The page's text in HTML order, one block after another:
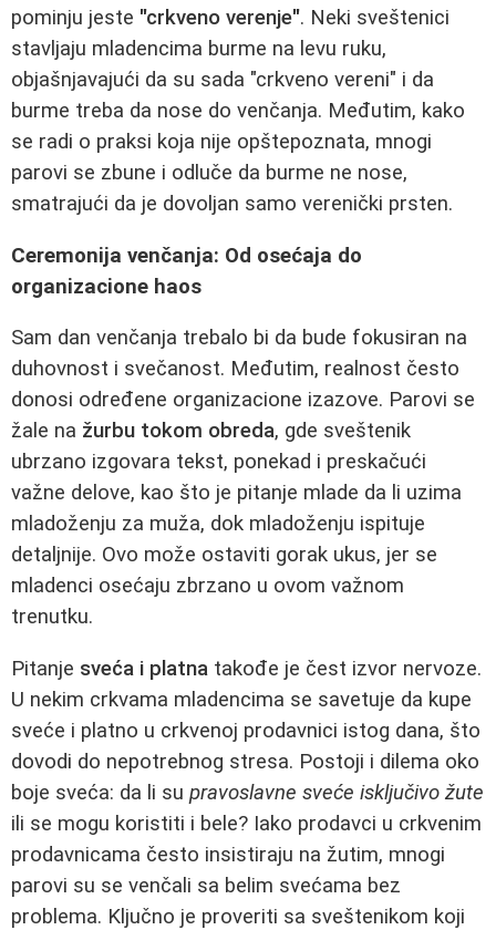
pominju jeste "crkveno verenje". Neki sveštenici
stavljaju mladencima burme na levu ruku,
objašnjavajući da su sada "crkveno vereni" i da
burme treba da nose do venčanja. Međutim, kako
se radi o praksi koja nije opštepoznata, mnogi
parovi se zbune i odluče da burme ne nose,
smatrajući da je dovoljan samo verenički prsten.
Ceremonija venčanja: Od osećaja do
organizacione haos
Sam dan venčanja trebalo bi da bude fokusiran na
duhovnost i svečanost. Međutim, realnost često
donosi određene organizacione izazove. Parovi se
žale na žurbu tokom obreda, gde sveštenik
ubrzano izgovara tekst, ponekad i preskačući
važne delove, kao što je pitanje mlade da li uzima
mladoženju za muža, dok mladoženju ispituje
detaljnije. Ovo može ostaviti gorak ukus, jer se
mladenci osećaju zbrzano u ovom važnom
trenutku.
Pitanje sveća i platna takođe je čest izvor nervoze.
U nekim crkvama mladencima se savetuje da kupe
sveće i platno u crkvenoj prodavnici istog dana, što
dovodi do nepotrebnog stresa. Postoji i dilema oko
boje sveća: da li su pravoslavne sveće isključivo žute
ili se mogu koristiti i bele? Iako prodavci u crkvenim
prodavnicama često insistiraju na žutim, mnogi
parovi su se venčali sa belim svećama bez
problema. Ključno je proveriti sa sveštenikom koji